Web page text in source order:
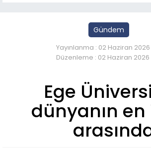
Gündem
Yayınlanma : 02 Haziran 2026
Düzenleme : 02 Haziran 2026
Ege
dünyanın